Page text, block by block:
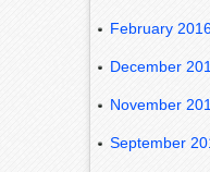
February
December
November
September